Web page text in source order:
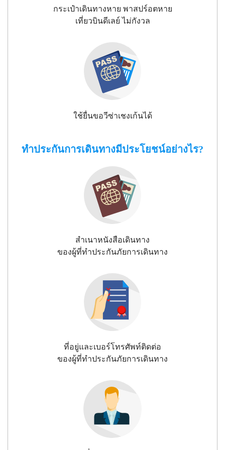
กระเป๋าเดินทางหาย พาสปร์อตหาย
เที่ยวบินดีเลย์ ไม่กังวล
ใช้ยื่นขอวีซ่าเชงเก้นได้
ทำประกันการเดินทางมีประโยชน์อย่างไร?
สำเนาหนังสือเดินทาง
ของผู้ที่ทำประกันภัยการเดินทาง
ที่อยู่และเบอร์โทรศัพท์ติดต่อ
ของผู้ที่ทำประกันภัยการเดินทาง